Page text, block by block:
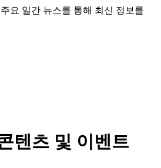
요 일간 뉴스를 통해 최신 정보를
텐츠 및 이벤트